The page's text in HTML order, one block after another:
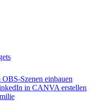
Szenen einbauen
in CANVA erstellen